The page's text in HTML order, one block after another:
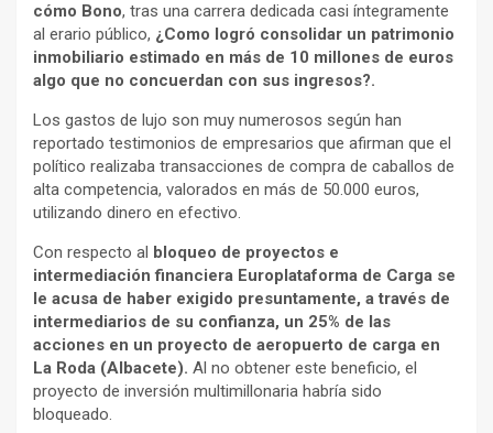
cómo Bono, tras una carrera dedicada casi íntegramente
al erario público, ¿Como logró consolidar un patrimonio
inmobiliario estimado en más de 10 millones de euros
algo que no concuerdan con sus ingresos?.
Los gastos de lujo son muy numerosos según han
reportado testimonios de empresarios que afirman que el
político realizaba transacciones de compra de caballos de
alta competencia, valorados en más de 50.000 euros,
utilizando dinero en efectivo.
Con respecto al bloqueo de proyectos e
intermediación financiera Europlataforma de Carga se
le acusa de haber exigido presuntamente, a través de
intermediarios de su confianza, un 25% de las
acciones en un proyecto de aeropuerto de carga en
La Roda (Albacete). Al no obtener este beneficio, el
proyecto de inversión multimillonaria habría sido
bloqueado.